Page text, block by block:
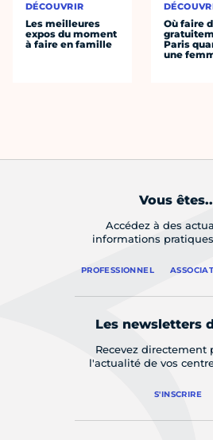
DÉCOUVRIR
Les meilleures
expos du moment
à faire en famille
Où faire
Paris
une
Vous
Accédez à des
informations
PROFESSIONNEL
Les newsletters
Recevez directement
l'actualité de vos
S'INSCRIRE